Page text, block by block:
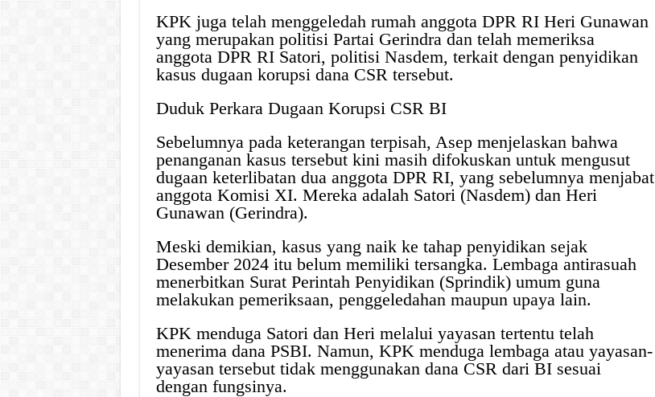
KPK juga telah menggeledah rumah anggota DPR RI Heri Gunawan
yang merupakan politisi Partai Gerindra dan telah memeriksa
anggota DPR RI Satori, politisi Nasdem, terkait dengan penyidikan
kasus dugaan korupsi dana CSR tersebut.
Duduk Perkara Dugaan Korupsi CSR BI
Sebelumnya pada keterangan terpisah, Asep menjelaskan bahwa
penanganan kasus tersebut kini masih difokuskan untuk mengusut
dugaan keterlibatan dua anggota DPR RI, yang sebelumnya menjabat
anggota Komisi XI. Mereka adalah Satori (Nasdem) dan Heri
Gunawan (Gerindra).
Meski demikian, kasus yang naik ke tahap penyidikan sejak
Desember 2024 itu belum memiliki tersangka. Lembaga antirasuah
menerbitkan Surat Perintah Penyidikan (Sprindik) umum guna
melakukan pemeriksaan, penggeledahan maupun upaya lain.
KPK menduga Satori dan Heri melalui yayasan tertentu telah
menerima dana PSBI. Namun, KPK menduga lembaga atau yayasan-
yayasan tersebut tidak menggunakan dana CSR dari BI sesuai
dengan fungsinya.